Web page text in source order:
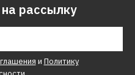
рассылку
и Политику